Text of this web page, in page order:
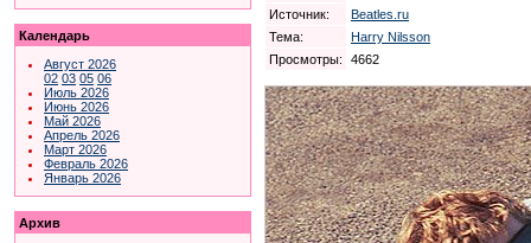
Календарь
Август 2026
02 03 05 06
Июль 2026
Июнь 2026
Май 2026
Апрель 2026
Март 2026
Февраль 2026
Январь 2026
Архив
Источник:
Beatles.ru
Тема:
Harry Nilsson
Просмотры:
4662